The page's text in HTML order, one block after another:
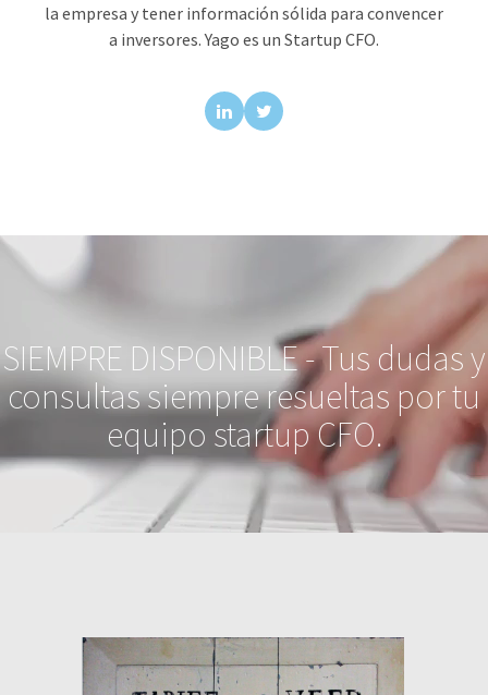
la empresa y tener información sólida para convencer
a inversores. Yago es un Startup CFO.
SIEMPRE DISPONIBLE - Tus dudas y
consultas siempre resueltas por tu
equipo startup CFO.